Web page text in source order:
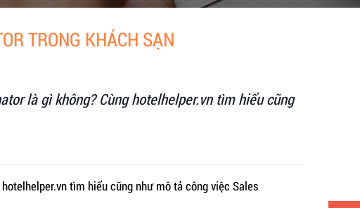
TRONG KHÁCH SẠN
là gì không? Cùng hotelhelper.vn tìm hiểu cũng
tìm hiểu cũng như mô tả công việc Sales